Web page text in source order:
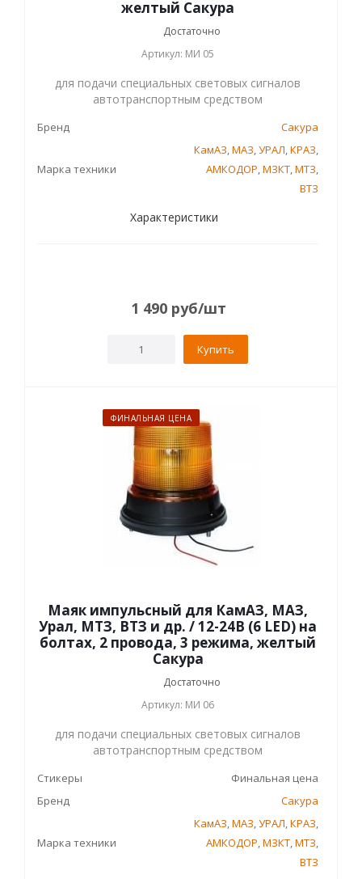
желтый Сакура
Достаточно
Артикул: МИ 05
для подачи специальных световых сигналов
автотранспортным средством
Бренд Сакура
Марка техники
КамАЗ,МАЗ,УРАЛ,КРАЗ,
АМКОДОР,МЗКТ,МТЗ,
ВТЗ
Характеристики
1 490руб/шт
Купить
ФИНАЛЬНАЯ ЦЕНА
Маяк импульсный для КамАЗ, МАЗ,
Урал, МТЗ, ВТЗ и др. / 12-24В (6 LED) на
болтах, 2 провода, 3 режима, желтый
Сакура
Достаточно
Артикул: МИ 06
для подачи специальных световых сигналов
автотранспортным средством
Стикеры
Финальная цена
Бренд
Сакура
Марка техники
КамАЗ,МАЗ,УРАЛ,КРАЗ,
АМКОДОР,МЗКТ,МТЗ,
ВТЗ